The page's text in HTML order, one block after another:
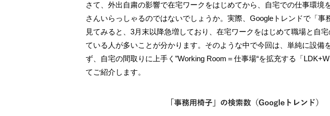
さて、外出自粛の影響で在宅ワークをはじめてから、自宅での仕事環境
さんいらっしゃるのではないでしょうか。実際、Googleトレンドで「事
見てみると、3月末以降急増しており、在宅ワークをはじめて職場と自
ている人が多いことが分かります。そのような中で今回は、単純に設備
ず、自宅の間取りに上手く”Working Room＝仕事場“を拡充する「
てご紹介します。